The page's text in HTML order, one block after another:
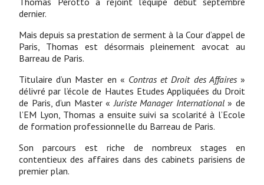
dernier.
Mais depuis sa prestation de serment à la Cour d’appel de
Paris, Thomas est désormais pleinement avocat au
Barreau de Paris.
Titulaire d’un Master en « Contras et Droit des Affaires»
délivré par l’école de Hautes Etudes Appliquées du Droit
de Paris, d’un Master « Juriste Manager International» de
l’EM Lyon, Thomas a ensuite suivi sa scolarité à l’Ecole
de formation professionnelle du Barreau de Paris.
Son parcours est riche de nombreux stages en
contentieux des affaires dans des cabinets parisiens de
premier plan.